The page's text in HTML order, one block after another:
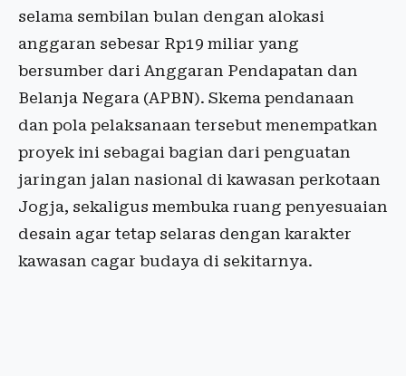
selama sembilan bulan dengan alokasi
anggaran sebesar Rp19 miliar yang
bersumber dari Anggaran Pendapatan dan
Belanja Negara (APBN). Skema pendanaan
dan pola pelaksanaan tersebut menempatkan
proyek ini sebagai bagian dari penguatan
jaringan jalan nasional di kawasan perkotaan
Jogja, sekaligus membuka ruang penyesuaian
desain agar tetap selaras dengan karakter
kawasan cagar budaya di sekitarnya.